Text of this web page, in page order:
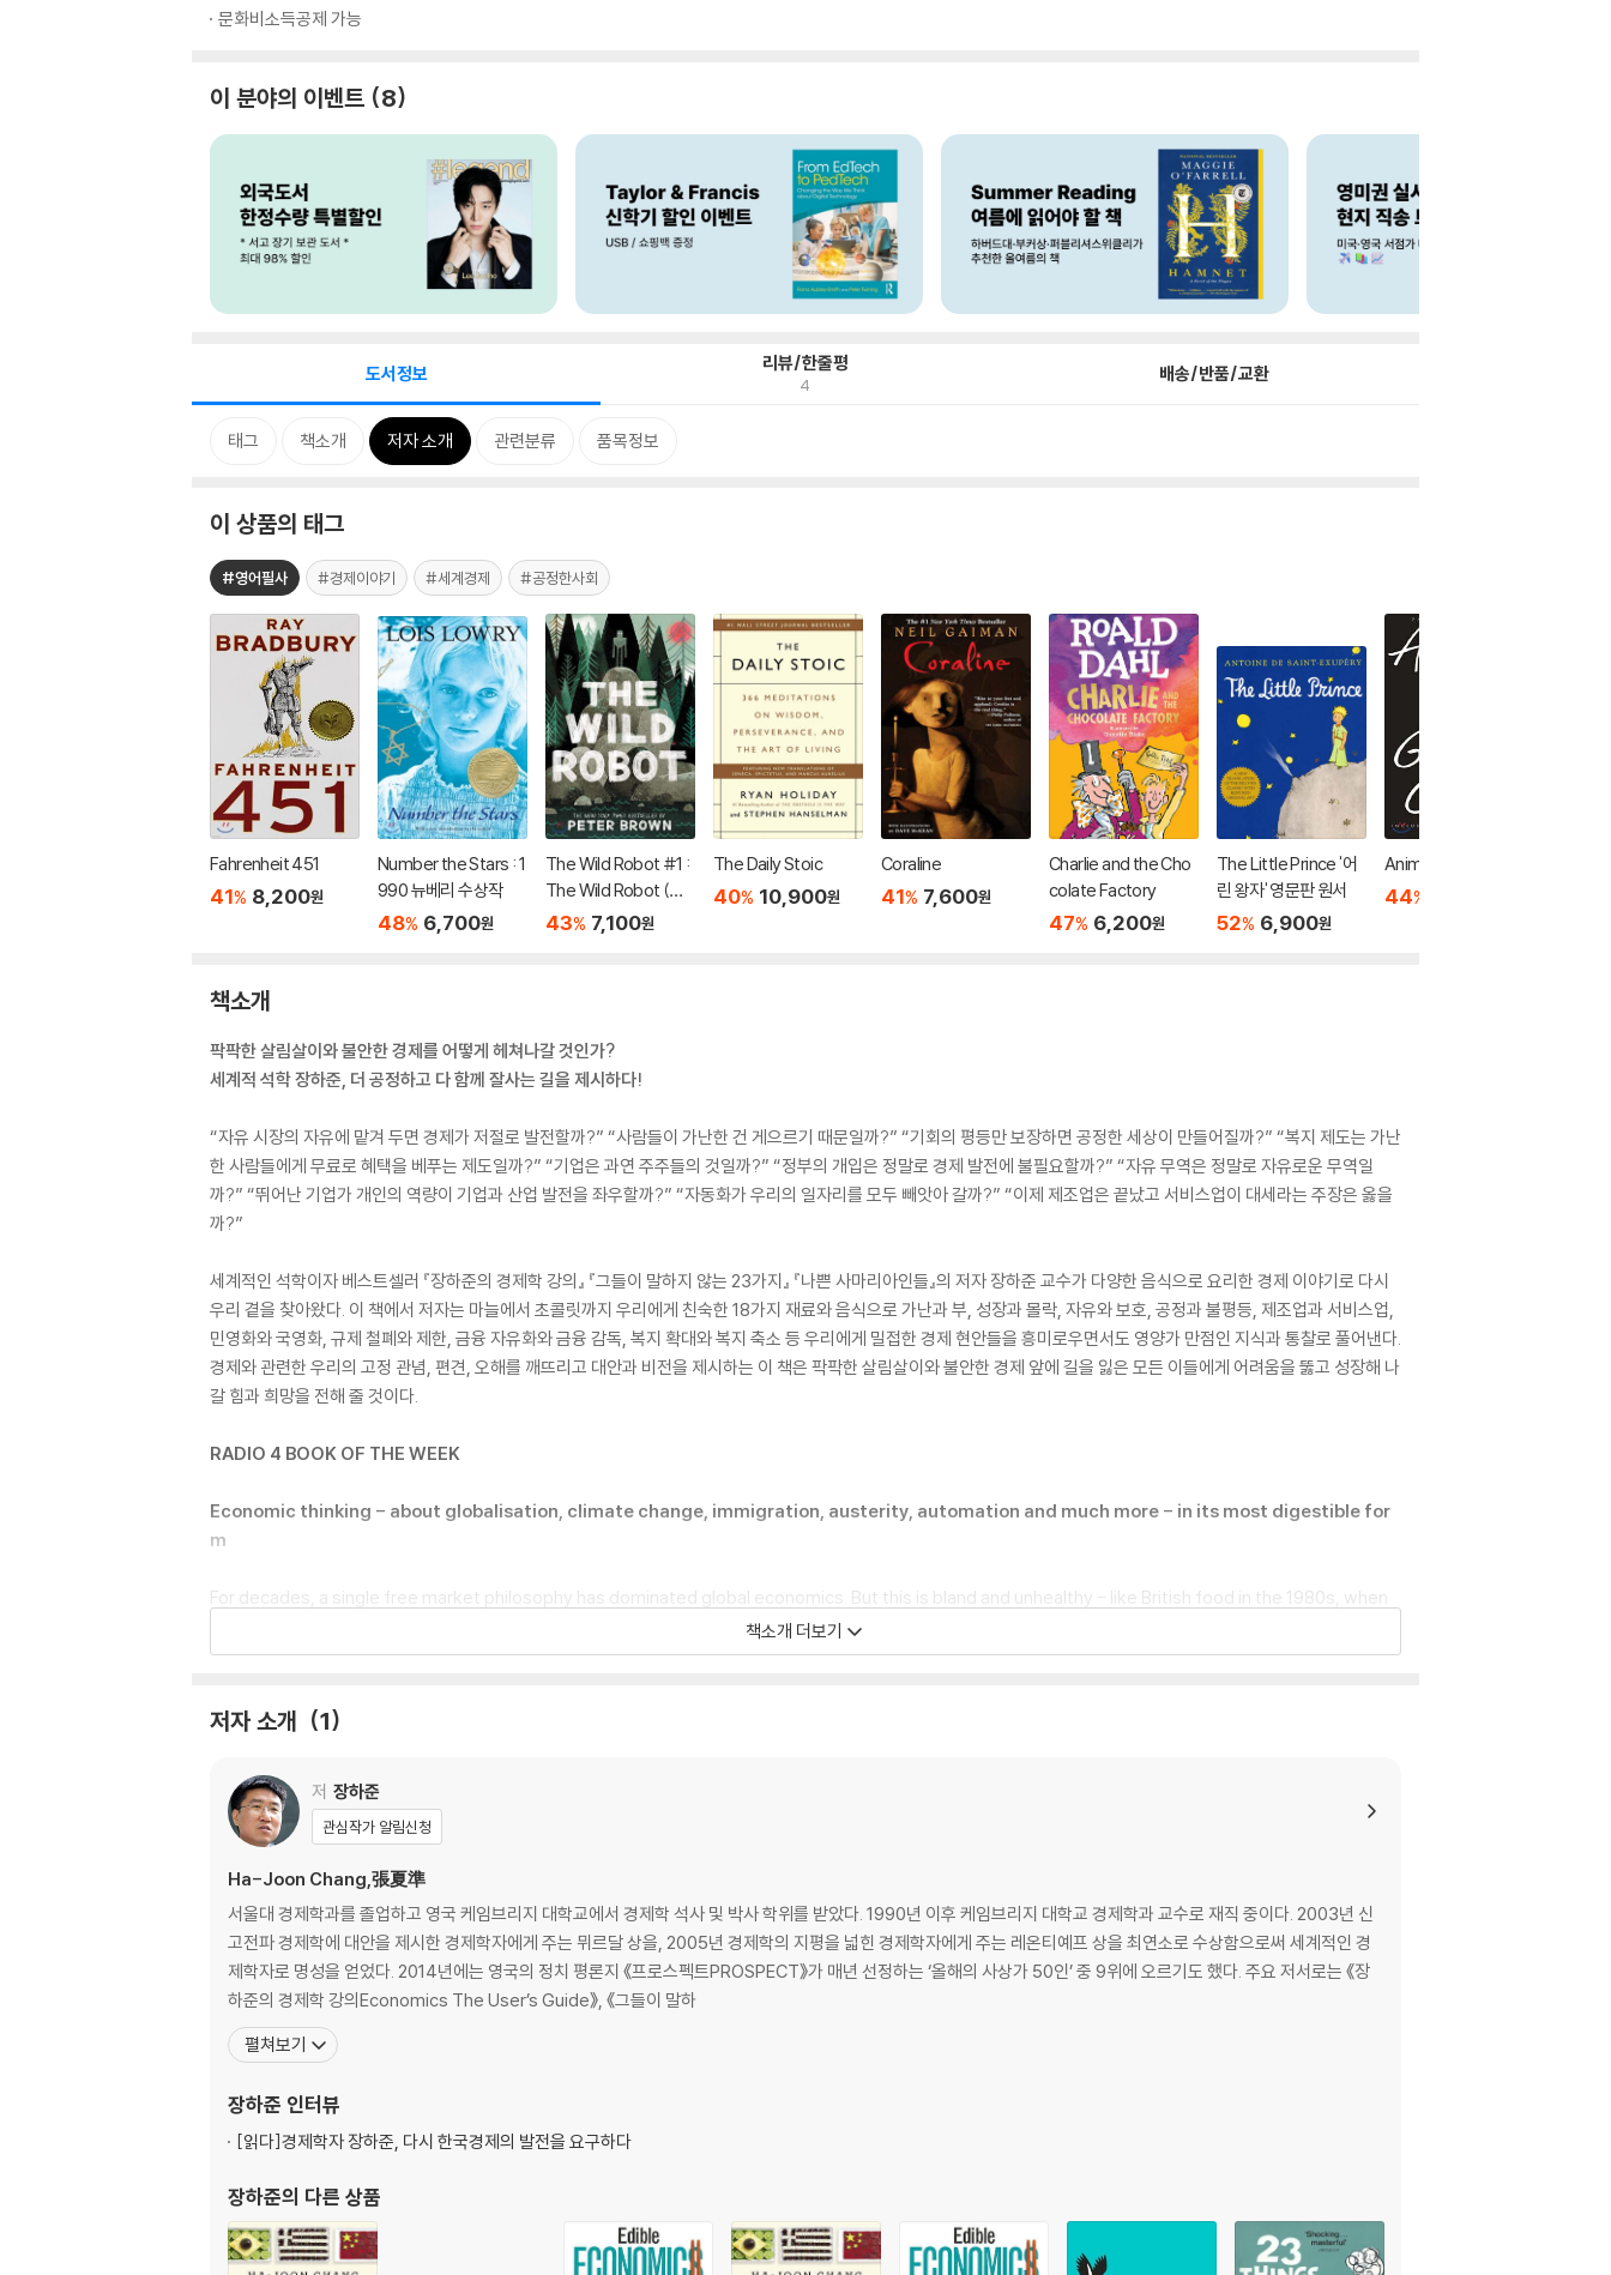
문화비소득공제 가능
이 분야의 이벤트 8
도서정보 리뷰/한줄평
4 배송/반품/교환
태그 책소개 저자 소개 관련분류 품목정보
이 상품의 태그
#영어필사 #경제이야기 #세계경제 #공정한사회
Fahrenheit 451
41% 8,200원
Number the Stars : 1
990 뉴베리 수상작
48% 6,700원
The Wild Robot #1 :
The Wild Robot (미
국판)
43% 7,100원
The Daily Stoic
40% 10,900원
Coraline
41% 7,600원
Charlie and the Cho
colate Factory
47% 6,200원
The Little Prince '어
린 왕자' 영문판 원서
52% 6,900원
Animal Farm
44%
책소개
팍팍한 살림살이와 불안한 경제를 어떻게 헤쳐나갈 것인가?
세계적 석학 장하준, 더 공정하고 다 함께 잘사는 길을 제시하다!
“자유 시장의 자유에 맡겨 두면 경제가 저절로 발전할까?” “사람들이 가난한 건 게으르기 때문일까?” “기회의 평등만 보장하면 공정한 세상이 만들어질까?” “복지 제도는 가난
한 사람들에게 무료로 혜택을 베푸는 제도일까?” “기업은 과연 주주들의 것일까?” “정부의 개입은 정말로 경제 발전에 불필요할까?” “자유 무역은 정말로 자유로운 무역일
까?” “뛰어난 기업가 개인의 역량이 기업과 산업 발전을 좌우할까?” “자동화가 우리의 일자리를 모두 빼앗아 갈까?” “이제 제조업은 끝났고 서비스업이 대세라는 주장은 옳을
까?”
세계적인 석학이자 베스트셀러 『장하준의 경제학 강의』 『그들이 말하지 않는 23가지』 『나쁜 사마리아인들』의 저자 장하준 교수가 다양한 음식으로 요리한 경제 이야기로 다시
우리 곁을 찾아왔다. 이 책에서 저자는 마늘에서 초콜릿까지 우리에게 친숙한 18가지 재료와 음식으로 가난과 부, 성장과 몰락, 자유와 보호, 공정과 불평등, 제조업과 서비스업,
민영화와 국영화, 규제 철폐와 제한, 금융 자유화와 금융 감독, 복지 확대와 복지 축소 등 우리에게 밀접한 경제 현안들을 흥미로우면서도 영양가 만점인 지식과 통찰로 풀어낸다.
경제와 관련한 우리의 고정 관념, 편견, 오해를 깨뜨리고 대안과 비전을 제시하는 이 책은 팍팍한 살림살이와 불안한 경제 앞에 길을 잃은 모든 이들에게 어려움을 뚫고 성장해 나
갈 힘과 희망을 전해 줄 것이다.
RADIO 4 BOOK OF THE WEEK
Economic thinking - about globalisation, climate change, immigration, austerity, automation and much more - in its most digestible for
m
For decades, a single free market philosophy has dominated global economics. But this is bland and unhealthy - like British food in the 1980s, when
bestselling author and economist Ha-Joon Chang first arrived in the UK from South Korea. Just as eating a wide range of cuisines contributes to a m
ore interesting and balanced diet, so too is it essential we listen to a variety of economic perspectives.
In Edible Economics, Chang makes challenging economic ideas more palatable by plating them alongside stories about food from around the world.
o explore economic theory. For Chang, chocolate is a life-long addiction, but more exciting are the insights it offers into post-industrial knowledge
economies; and while okra makes Southern gumbo heart-meltingly smooth, it also speaks of capitalism's entangled relationship with freedom and
unfreedom. Explaining everything from the hidden cost of care work to the misleading language of the free market as he cooks dishes like anchovy
Myth-busting, witty and thought-provoking, Edible Economics shows that getting to grips with the economy is like learning a recipe: if we understa
nd it, we can change it - and, with it, the world.
책소개 더보기
저자 소개 1
저 장하준
관심작가 알림신청
Ha-Joon Chang,張夏準
서울대 경제학과를 졸업하고 영국 케임브리지 대학교에서 경제학 석사 및 박사 학위를 받았다. 1990년 이후 케임브리지 대학교 경제학과 교수로 재직 중이다. 2003년 신
고전파 경제학에 대안을 제시한 경제학자에게 주는 뮈르달 상을, 2005년 경제학의 지평을 넓힌 경제학자에게 주는 레온티예프 상을 최연소로 수상함으로써 세계적인 경
제학자로 명성을 얻었다. 2014년에는 영국의 정치 평론지 《프로스펙트PROSPECT》가 매년 선정하는 ‘올해의 사상가 50인’ 중 9위에 오르기도 했다. 주요 저서로는 《장
하준의 경제학 강의Economics The User’s Guide》, 《그들이 말하
펼쳐보기
장하준 인터뷰
[읽다]경제학자 장하준, 다시 한국경제의 발전을 요구하다
장하준의 다른 상품